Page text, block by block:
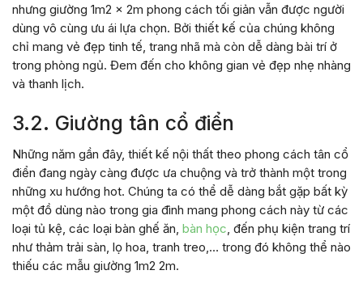
nhưng giường 1m2 x 2m phong cách tối giản vẫn được người
dùng vô cùng ưu ái lựa chọn. Bởi thiết kế của chúng không
chỉ mang vẻ đẹp tinh tế, trang nhã mà còn dễ dàng bài trí ở
trong phòng ngủ. Đem đến cho không gian vẻ đẹp nhẹ nhàng
và thanh lịch.
3.2. Giường tân cổ điển
Những năm gần đây, thiết kế nội thất theo phong cách tân cổ
điển đang ngày càng được ưa chuộng và trở thành một trong
những xu hướng hot. Chúng ta có thể dễ dàng bắt gặp bất kỳ
một đồ dùng nào trong gia đình mang phong cách này từ các
loại tủ kệ, các loại bàn ghế ăn, bàn học , đến phụ kiện trang trí
như thảm trải sàn, lọ hoa, tranh treo,… trong đó không thể nào
thiếu các mẫu giường 1m2 2m.